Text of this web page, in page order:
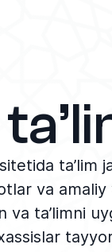
amaliy
talabalar
olinmoqda.
Bundan
doirasida
oliy ta’lim
ta’lim
va amaliy
ta’limni